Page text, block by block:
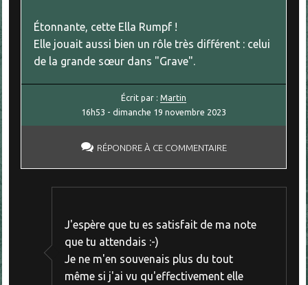
Étonnante, cette Ella Rumpf !
Elle jouait aussi bien un rôle très différent : celui
de la grande sœur dans "Grave".
Écrit par :Martin
16h53 -dimanche 19 novembre 2023
RÉPONDRE À CE COMMENTAIRE
J'espère que tu es satisfait de ma note
que tu attendais :-)
Je ne m'en souvenais plus du tout
même si j'ai vu qu'effectivement elle